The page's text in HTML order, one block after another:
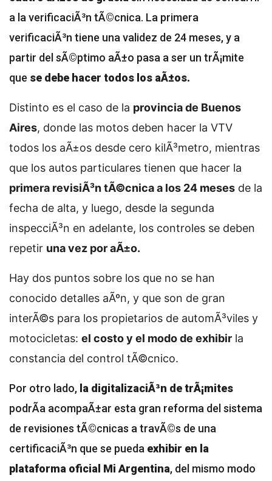
a la verificaciÃ³n tÃ©cnica. La primera
verificaciÃ³n tiene una validez de 24 meses, y a
partir del sÃ©ptimo aÃ±o pasa a ser un trÃ¡mite
que se debe hacer todos los aÃ±os.
Distinto es el caso de la provincia de Buenos
Aires, donde las motos deben hacer la VTV
todos los aÃ±os desde cero kilÃ³metro, mientras
que los autos particulares tienen que hacer la
primera revisiÃ³n tÃ©cnica a los 24 meses de la
fecha de alta, y luego, desde la segunda
inspecciÃ³n en adelante, los controles se deben
repetir una vez por aÃ±o.
Hay dos puntos sobre los que no se han
conocido detalles aÃºn, y que son de gran
interÃ©s para los propietarios de automÃ³viles y
motocicletas: el costo y el modo de exhibir la
constancia del control tÃ©cnico.
Por otro lado, la digitalizaciÃ³n de trÃ¡mites
podrÃ­a acompaÃ±ar esta gran reforma del sistema
de revisiones tÃ©cnicas a travÃ©s de una
certificaciÃ³n que se pueda exhibir en la
plataforma oficial Mi Argentina, del mismo modo